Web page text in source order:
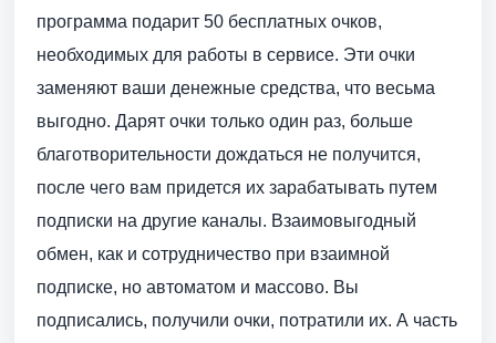
программа подарит 50 бесплатных очков,
необходимых для работы в сервисе. Эти очки
заменяют ваши денежные средства, что весьма
выгодно. Дарят очки только один раз, больше
благотворительности дождаться не получится,
после чего вам придется их зарабатывать путем
подписки на другие каналы. Взаимовыгодный
обмен, как и сотрудничество при взаимной
подписке, но автоматом и массово. Вы
подписались, получили очки, потратили их. А часть